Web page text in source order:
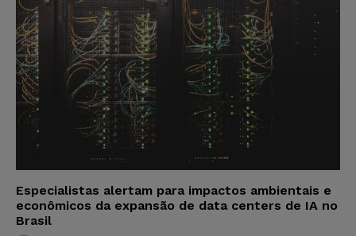
Especialistas alertam para impactos ambientais e
econômicos da expansão de data centers de IA no
Brasil